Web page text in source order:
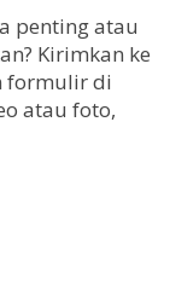
penting atau
Kirimkan ke
formulir di
atau foto,